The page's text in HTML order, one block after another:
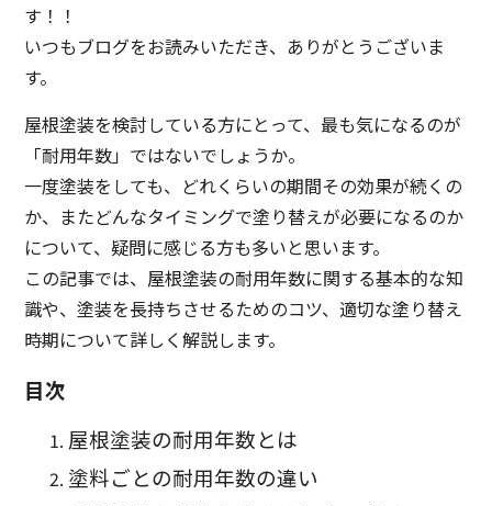
す！！
いつもブログをお読みいただき、ありがとうございま
す。
屋根塗装を検討している方にとって、最も気になるのが
「耐用年数」ではないでしょうか。
一度塗装をしても、どれくらいの期間その効果が続くの
か、またどんなタイミングで塗り替えが必要になるのか
について、疑問に感じる方も多いと思います。
この記事では、屋根塗装の耐用年数に関する基本的な知
識や、塗装を長持ちさせるためのコツ、適切な塗り替え
時期について詳しく解説します。
目次
屋根塗装の耐用年数とは
塗料ごとの耐用年数の違い